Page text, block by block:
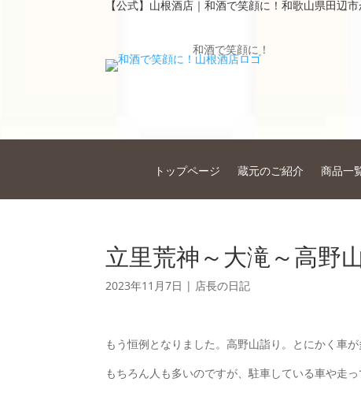
【公式】山根酒店｜和酒で笑顔に！和歌山県田辺
和酒で笑顔に！
トップページ 蔵元のご紹介 商品一
立里荒神～大滝～高野
2023年11月7日 | 店長の日記
もう恒例となりました。高野山詣り。とにかく車が
もちろん人も多いのですが、駐車している車や走